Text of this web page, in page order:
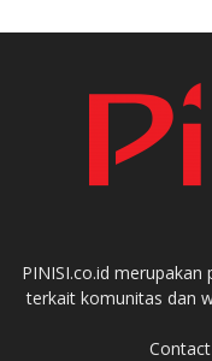
PINISI.co.id
terkait komunitas dan